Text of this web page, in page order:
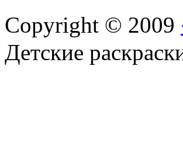
Copyright © 2009
Детские